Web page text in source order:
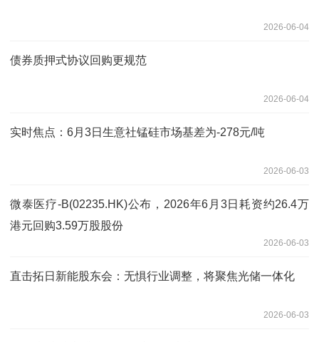
2026-06-04
债券质押式协议回购更规范
2026-06-04
实时焦点：6月3日生意社锰硅市场基差为-278元/吨
2026-06-03
微泰医疗-B(02235.HK)公布，2026年6月3日耗资约26.4万
港元回购3.59万股股份
2026-06-03
直击拓日新能股东会：无惧行业调整，将聚焦光储一体化
2026-06-03